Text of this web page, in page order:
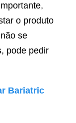
o produto
se
pode pedir
Bariatric